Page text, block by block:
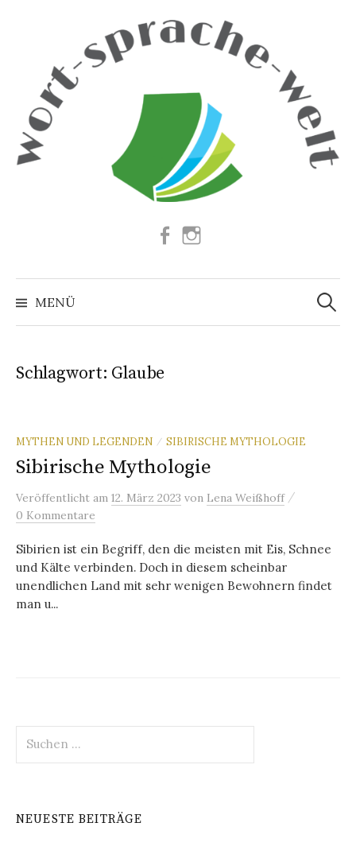
Facebook
MENÜ
Suchen
nach:
Schlagwort: Glaube
MYTHEN UND LEGENDEN / SIBIRISCHE MYTHOLOGIE
Sibirische Mythologie
Veröffentlicht am 12. März 2023 von Lena Weißhoff /
0 Kommentare
Sibirien ist ein Begriff, den die meisten mit Eis, Schnee
und Kälte verbinden. Doch in diesem scheinbar
unendlichen Land mit sehr wenigen Bewohnern findet
man u...
nach:
NEUESTE BEITRÄGE